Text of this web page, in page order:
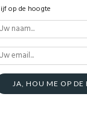
op de hoogte
JA, HOU ME OP DE